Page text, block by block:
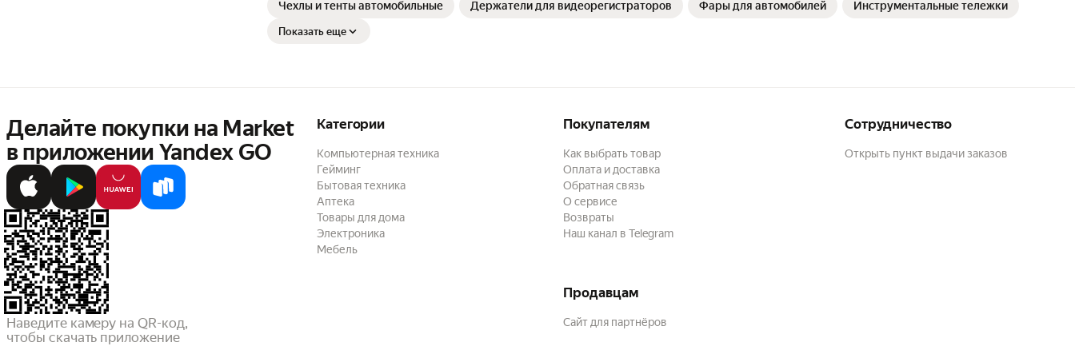
Чехлы и тенты автомобильные Держатели для видеорегистраторов Фары для автомобилей Инструментальные тележки
Показать еще
Делайте покупки на Market
в приложении Yandex GO
Наведите камеру на QR-код,
чтобы скачать приложение
Категории
Компьютерная техника
Гейминг
Бытовая техника
Аптека
Товары для дома
Электроника
Мебель
Покупателям
Как выбрать товар
Оплата и доставка
Обратная связь
О сервисе
Возвраты
Наш канал в Telegram
Сотрудничество
Открыть пункт выдачи заказов
Продавцам
Сайт для партнёров